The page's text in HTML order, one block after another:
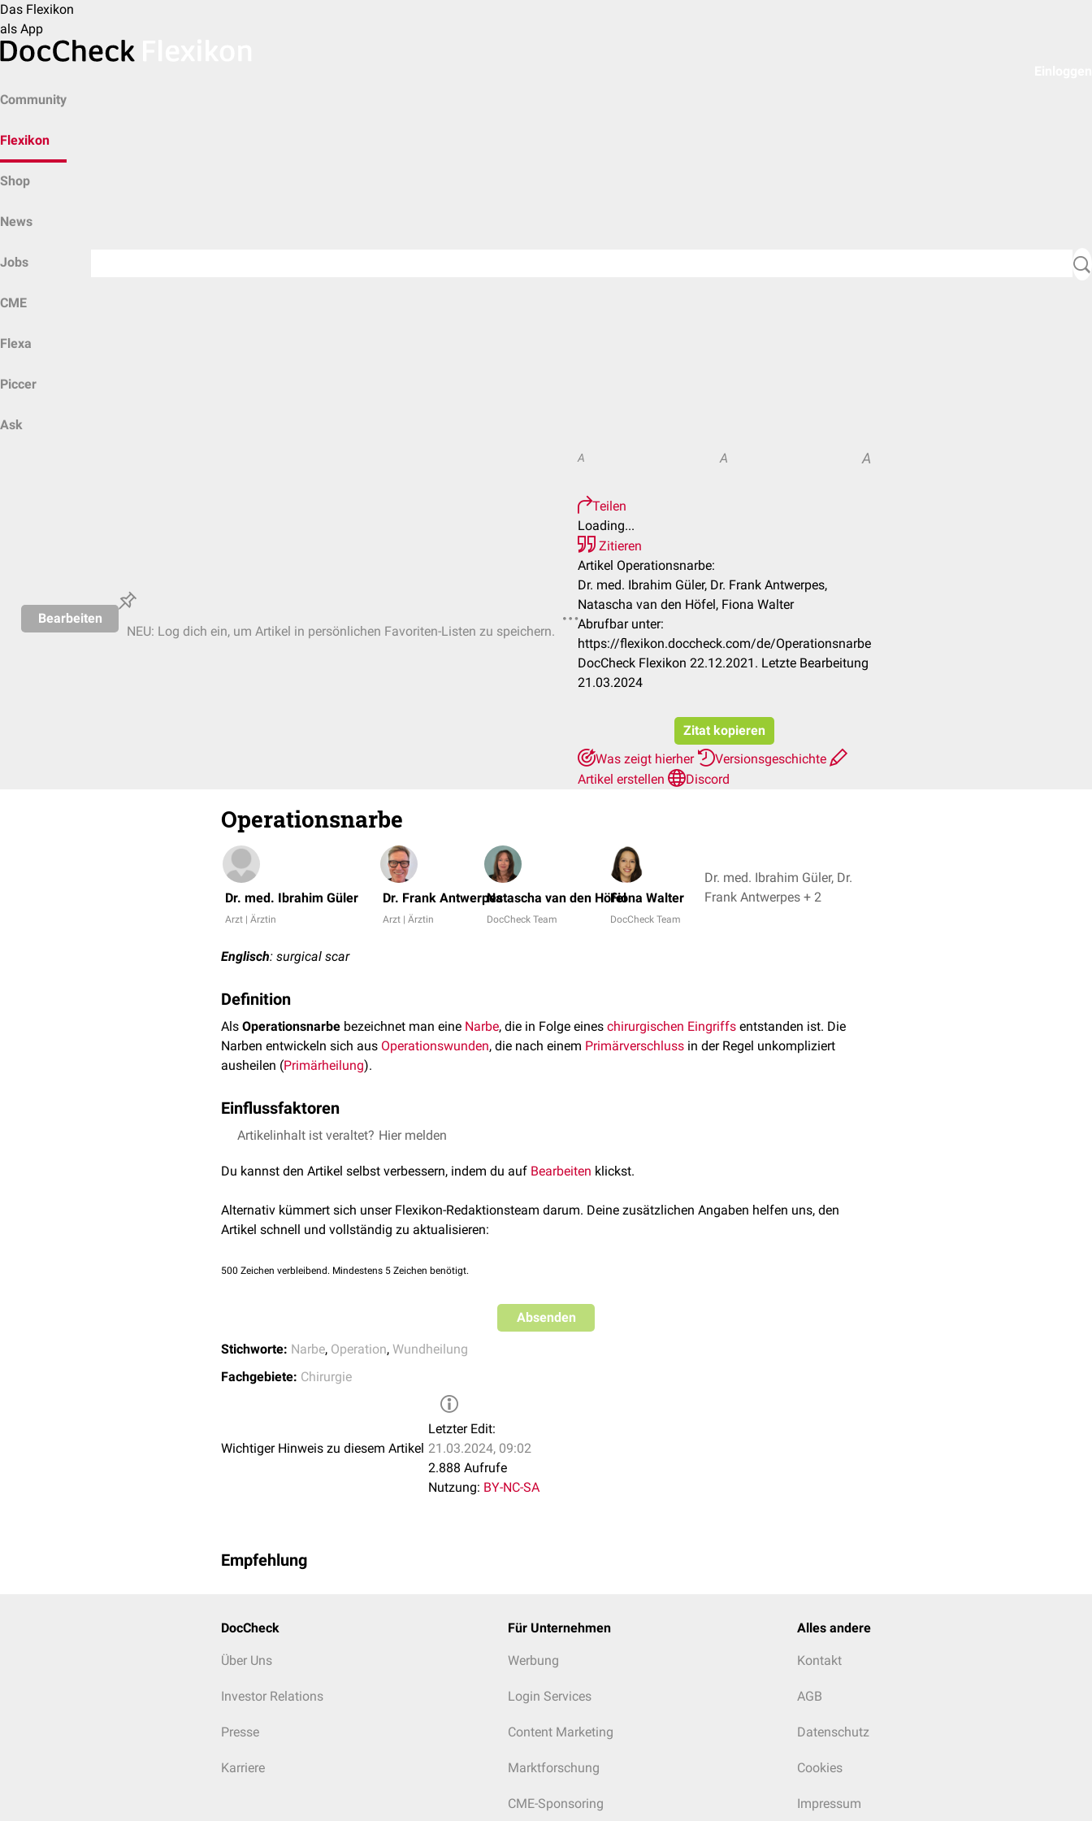
Das Flexikon
als App
Community
Flexikon
Shop
News
Jobs
CME
Flexa
Piccer
Ask
Bearbeiten
NEU: Log dich ein, um Artikel in persönlichen Favoriten-Listen zu speichern.
A A A
Teilen
Loading...
Zitieren
Artikel Operationsnarbe:
Dr. med. Ibrahim Güler, Dr. Frank Antwerpes,
Natascha van den Höfel, Fiona Walter
Abrufbar unter:
https://flexikon.doccheck.com/de/Operationsnarbe
DocCheck Flexikon 22.12.2021. Letzte Bearbeitung
21.03.2024
Zitat kopieren
Was zeigt hierher
Versionsgeschichte
Artikel erstellen
Discord
Operationsnarbe
Dr. med. Ibrahim Güler
Arzt | Ärztin
Dr. Frank Antwerpes
Arzt | Ärztin
Natascha van den Höfel
DocCheck Team
Fiona Walter
DocCheck Team
Dr. med. Ibrahim Güler, Dr.
Frank Antwerpes + 2
Englisch: surgical scar
Definition
Als Operationsnarbe bezeichnet man eine Narbe, die in Folge eines chirurgischen Eingriffs entstanden ist. Die
Narben entwickeln sich aus Operationswunden, die nach einem Primärverschluss in der Regel unkompliziert
ausheilen (Primärheilung).
Einflussfaktoren
Verschiedene Faktoren können einen Einfluss auf die Narbenentwicklung haben:
Genetik
Narbenpflege
Artikelinhalt ist veraltet? Hier melden
Du kannst den Artikel selbst verbessern, indem du auf Bearbeiten klickst.
Alternativ kümmert sich unser Flexikon-Redaktionsteam darum. Deine zusätzlichen Angaben helfen uns, den
Artikel schnell und vollständig zu aktualisieren:
500 Zeichen verbleibend. Mindestens 5 Zeichen benötigt.
Absenden
Stichworte: Narbe, Operation, Wundheilung
Fachgebiete: Chirurgie
Wichtiger Hinweis zu diesem Artikel
Letzter Edit:
21.03.2024, 09:02
2.888 Aufrufe
Nutzung: BY-NC-SA
Empfehlung
DocCheck
Über Uns
Investor Relations
Presse
Karriere
Für Unternehmen
Werbung
Login Services
Content Marketing
Marktforschung
CME-Sponsoring
Alles andere
Kontakt
AGB
Datenschutz
Cookies
Impressum